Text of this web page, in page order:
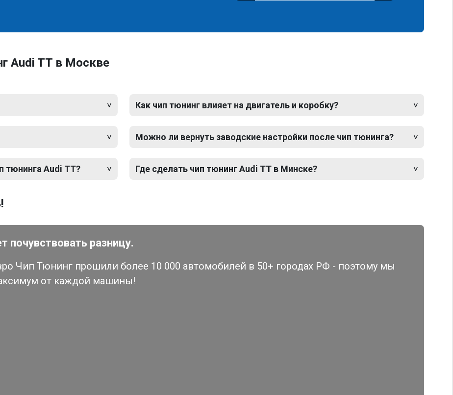
Audi TT в Москве
тюнинга Audi TT?
Как чип тюнинг влияет на двигатель и коробку?
Можно ли вернуть заводские настройки после чип тюнинга?
Где сделать чип тюнинг Audi TT в Минске?
разницу.
Чип Тюнинг прошили более 10 000 автомобилей в 50+ городах РФ - поэтому мы
от каждой машины!